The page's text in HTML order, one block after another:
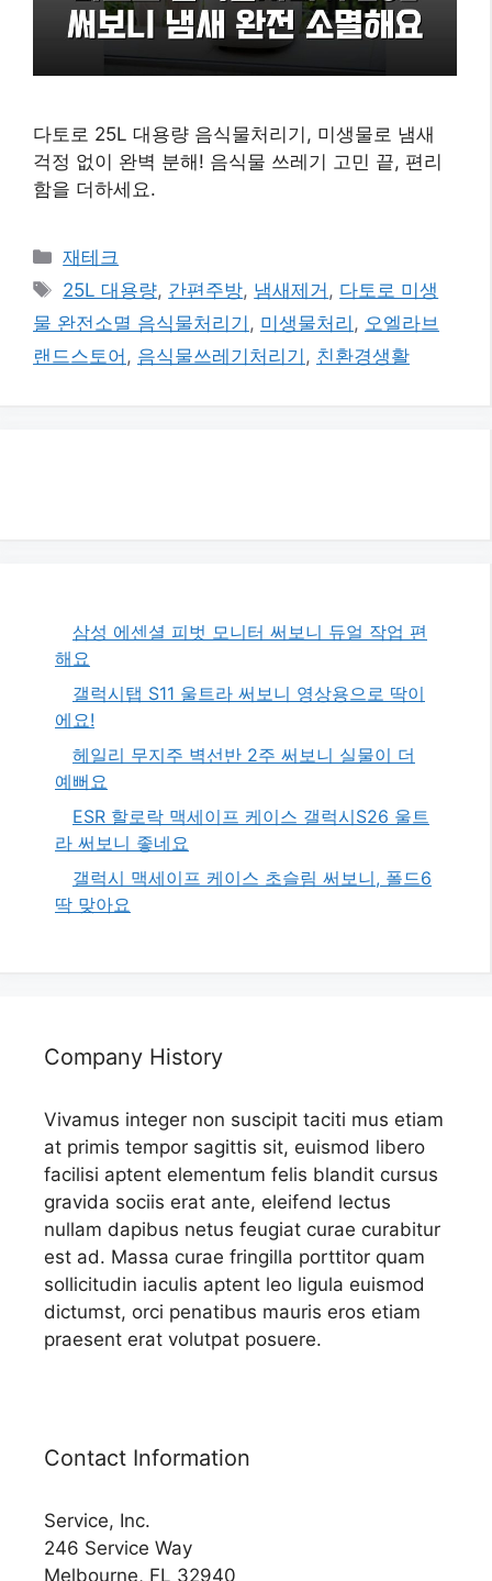
다토로 25L 대용량 음식물처리기, 미생물로 냄새
걱정 없이 완벽 분해! 음식물 쓰레기 고민 끝, 편리
함을 더하세요.
카
테
리
재테크
태
그
25L 대용량, 간편주방, 냄새제거 , 다토로 미생
물 완전소멸 음식물처리기 , 미생물처리 , 오엘라브
랜드스토어 , 음식물쓰레기처리기 , 친환경생활
삼성 에센셜 피벗 모니터 써보니 듀얼 작업 편
해요
갤럭시탭 S11 울트라 써보니 영상용으로 딱이
에요!
헤일리 무지주 벽선반 2주 써보니 실물이 더
예뻐요
ESR 할로락 맥세이프 케이스 갤럭시S26 울트
라 써보니 좋네요
갤럭시 맥세이프 케이스 초슬림 써보니, 폴드6
딱 맞아요
Company History
Vivamus integer non suscipit taciti mus etiam
at primis tempor sagittis sit, euismod libero
facilisi aptent elementum felis blandit cursus
gravida sociis erat ante, eleifend lectus
nullam dapibus netus feugiat curae curabitur
est ad. Massa curae fringilla porttitor quam
sollicitudin iaculis aptent leo ligula euismod
dictumst, orci penatibus mauris eros etiam
praesent erat volutpat posuere.
Contact Information
Service, Inc.
246 Service Way
Melbourne, FL 32940